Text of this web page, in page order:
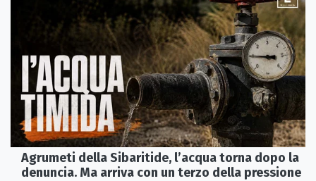
Agrumeti della Sibaritide, l’acqua torna dopo la
denuncia. Ma arriva con un terzo della pressione